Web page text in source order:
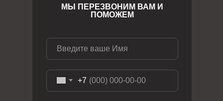
+7
МЫ ПЕРЕЗВОНИМ ВАМ И
ПОМОЖЕМ